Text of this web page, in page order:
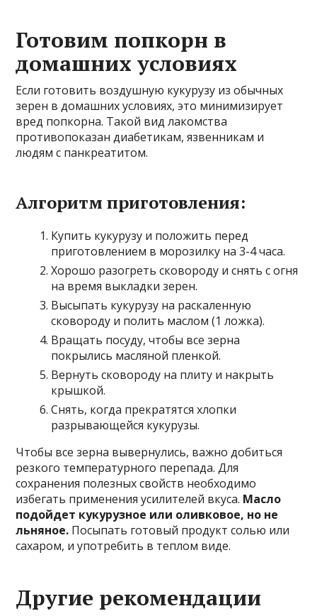
Готовим попкорн в
домашних условиях
Если готовить воздушную кукурузу из обычных
зерен в домашних условиях, это минимизирует
вред попкорна. Такой вид лакомства
противопоказан диабетикам, язвенникам и
людям с панкреатитом.
Алгоритм приготовления:
Купить кукурузу и положить перед
приготовлением в морозилку на 3-4 часа.
Хорошо разогреть сковороду и снять с огня
на время выкладки зерен.
Высыпать кукурузу на раскаленную
сковороду и полить маслом (1 ложка).
Вращать посуду, чтобы все зерна
покрылись масляной пленкой.
Вернуть сковороду на плиту и накрыть
крышкой.
Снять, когда прекратятся хлопки
разрывающейся кукурузы.
Чтобы все зерна вывернулись, важно добиться
резкого температурного перепада. Для
сохранения полезных свойств необходимо
избегать применения усилителей вкуса. Масло
подойдет кукурузное или оливковое, но не
льняное. Посыпать готовый продукт солью или
сахаром, и употребить в теплом виде.
Другие рекомендации